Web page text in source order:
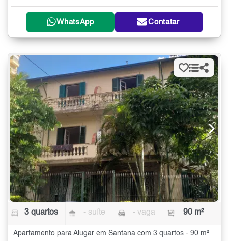
WhatsApp Contatar
3 quartos - suíte - vaga 90 m²
Apartamento para Alugar em Santana com 3 quartos - 90 m²